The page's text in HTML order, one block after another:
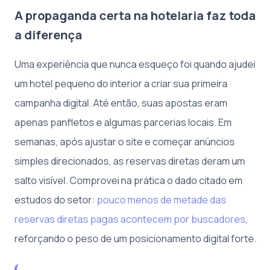
A propaganda certa na hotelaria faz toda
a diferença
Uma experiência que nunca esqueço foi quando ajudei
um hotel pequeno do interior a criar sua primeira
campanha digital. Até então, suas apostas eram
apenas panfletos e algumas parcerias locais. Em
semanas, após ajustar o site e começar anúncios
simples direcionados, as reservas diretas deram um
salto visível. Comprovei na prática o dado citado em
estudos do setor: pouco menos de metade das
reservas diretas pagas acontecem por buscadores,
reforçando o peso de um posicionamento digital forte.